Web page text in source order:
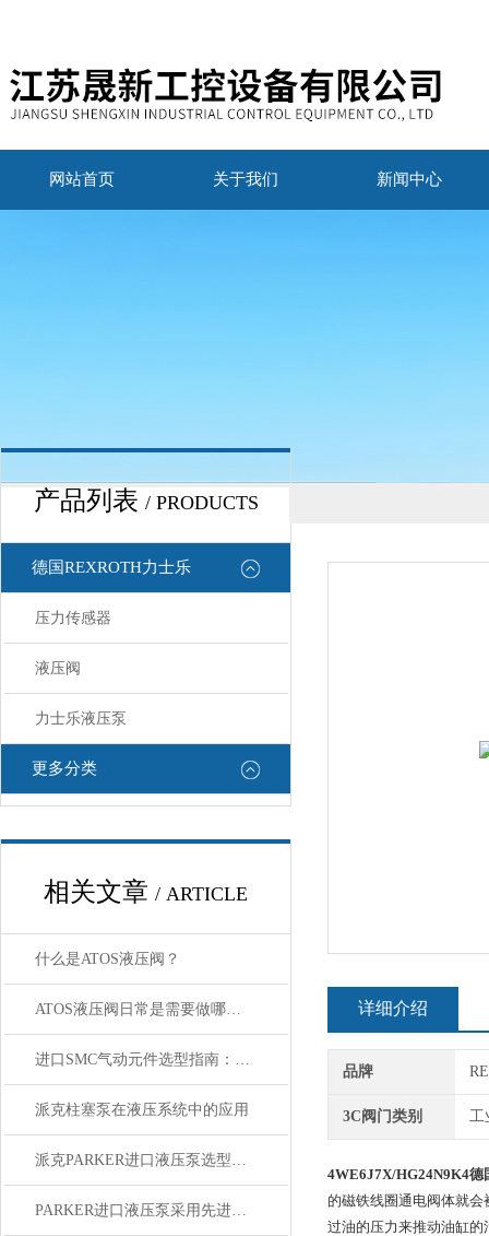
网站首页 关于我们 新闻中心
产品列表 / PRODUCTS
德国REXROTH力士乐
压力传感器
液压阀
力士乐液压泵
更多分类
相关文章 / ARTICLE
什么是ATOS液压阀？
ATOS液压阀日常是需要做哪些“体检”
进口SMC气动元件选型指南：从气缸、阀门到气源处理的实用思路
派克柱塞泵在液压系统中的应用
派克PARKER进口液压泵选型指南：参数确定与系列匹配要点
PARKER进口液压泵采用先进的技术和创新设计
详细介绍
品牌
3C阀门类别 工
4WE6J7X/HG24N9K4德
的磁铁线圈通电阀体就
过油的压力来推动油缸